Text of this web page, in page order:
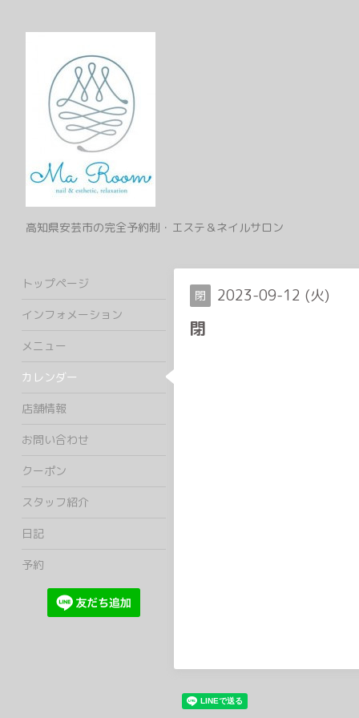
高知県安芸市の完全予約制・エステ＆ネイルサロン
閉 2023-09-12 (火)
閉
トップページ
インフォメーション
メニュー
カレンダー
店舗情報
お問い合わせ
クーポン
スタッフ紹介
日記
予約